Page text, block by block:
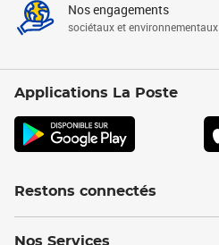
Nos engagements
sociétaux et environnementaux
Applications La Poste
Restons connectés
Nos Services